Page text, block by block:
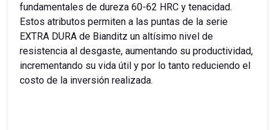
fundamentales de dureza 60-62 HRC y tenacidad.
Estos atributos permiten a las puntas de la serie
EXTRA DURA de Bianditz un altísimo nivel de
resistencia al desgaste, aumentando su productividad,
incrementando su vida útil y por lo tanto reduciendo el
costo de la inversión realizada.